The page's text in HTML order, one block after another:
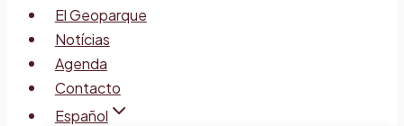
El Geoparque
Notícias
Agenda
Contacto
Español